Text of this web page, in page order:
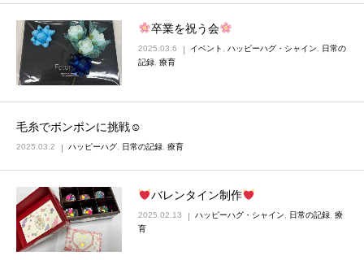
卒業を祝う会
2025.03.6 イベント ハッピーハグ・シャイン
日常の
記録 療育
毛糸でボンボンに挑戦☺
2025.03.2 ハッピーハグ 日常の記録 療育
バレンタイン制作
2025.02.13 ハッピーハグ・シャイン 日常の記録 療
育